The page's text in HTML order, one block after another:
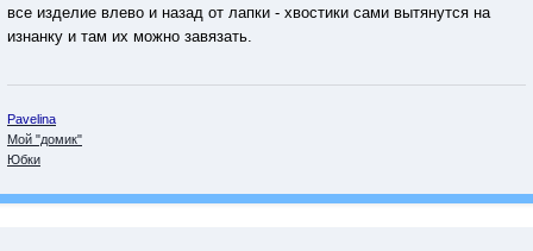
все изделие влево и назад от лапки - хвостики сами вытянутся на
изнанку и там их можно завязать.
Pavelina
Мой "домик"
Юбки